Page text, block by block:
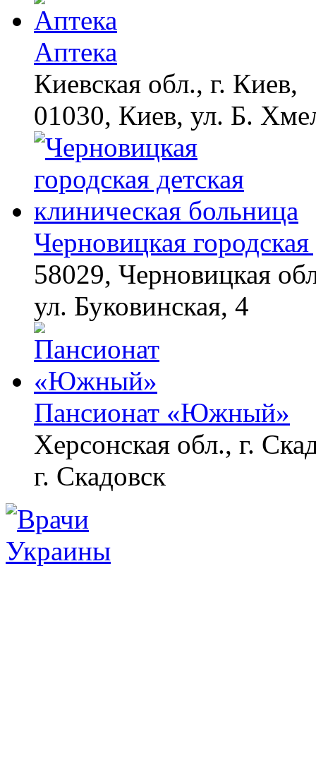
семейке Плющенко
Этот трюк уничтожает
грибок за 5 дней!
i
Даже самый
исчезнет с корнем,
если перед сном…
Ролик из Омска: вы
будете смеяться долго
Аптека
Киевская обл., г. Киев,
01030, Киев, ул. Б.
Черновицкая
58029, Черновицкая
ул. Буковинская, 4
Пансионат «Южный»
Херсонская обл., г.
г. Скадовск